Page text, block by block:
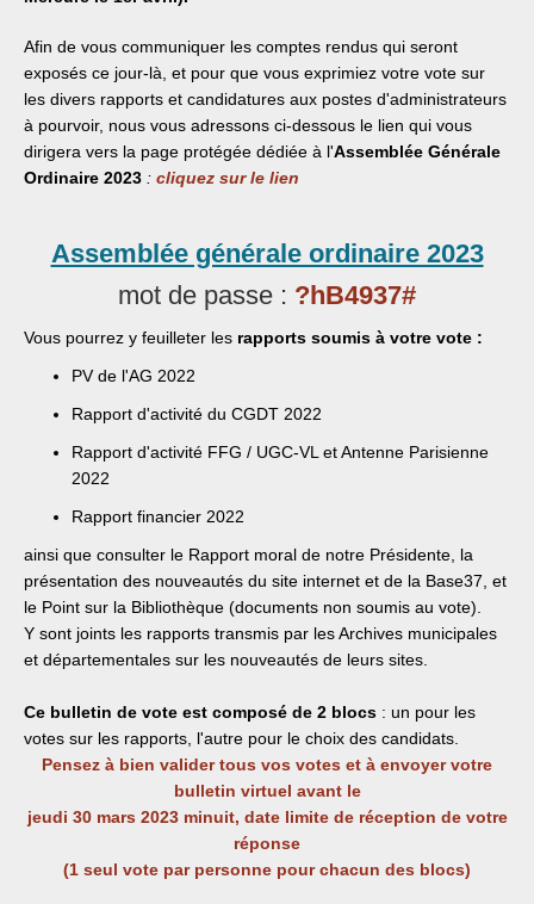
Afin de vous communiquer les comptes rendus qui seront
exposés ce jour-là, et pour que vous exprimiez votre vote sur
les divers rapports et candidatures aux postes d'administrateurs
à pourvoir, nous vous adressons ci-dessous le lien qui vous
dirigera vers la page protégée dédiée à l'Assemblée Générale
Ordinaire 2023 : cliquez sur le lien
Assemblée générale ordinaire 2023
mot de passe : ?hB4937#
Vous pourrez y feuilleter les rapports soumis à votre vote :
PV de l'AG 2022
Rapport d'activité du CGDT 2022
Rapport d'activité FFG / UGC-VL et Antenne Parisienne
2022
Rapport financier 2022
ainsi que consulter le Rapport moral de notre Présidente, la
présentation des nouveautés du site internet et de la Base37, et
le Point sur la Bibliothèque (documents non soumis au vote).
Y sont joints les rapports transmis par les Archives municipales
et départementales sur les nouveautés de leurs sites.
Ce bulletin de vote est composé de 2 blocs : un pour les
votes sur les rapports, l'autre pour le choix des candidats.
Pensez à bien valider tous vos votes et à envoyer votre
bulletin virtuel avant le
jeudi 30 mars 2023 minuit, date limite de réception de votre
réponse
(1 seul vote par personne pour chacun des blocs)